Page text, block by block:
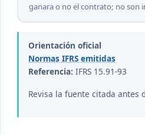
ganara o no el contrato; no son
Orientación oficial
Normas IFRS emitidas
Referencia: IFRS 15.91-93
Revisa la fuente citada antes